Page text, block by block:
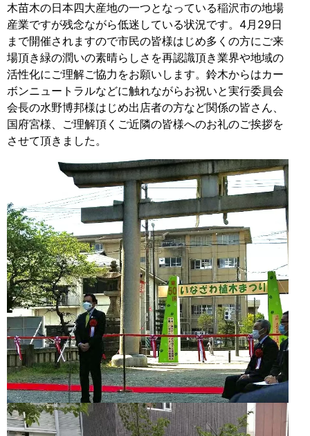
木苗木の日本四大産地の一つとなっている稲沢市の地場
産業ですが残念ながら低迷している状況です。4月29日
まで開催されますので市民の皆様はじめ多くの方にご来
場頂き緑の潤いの素晴らしさを再認識頂き業界や地域の
活性化にご理解ご協力をお願いします。鈴木からはカー
ボンニュートラルなどに触れながらお祝いと実行委員会
会長の水野博邦様はじめ出店者の方など関係の皆さん、
国府宮様、ご理解頂くご近隣の皆様へのお礼のご挨拶を
させて頂きました。